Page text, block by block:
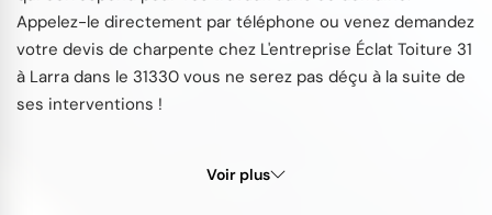
Appelez-le directement par téléphone ou venez demandez
votre devis de charpente chez L'entreprise Éclat Toiture 31
à Larra dans le 31330 vous ne serez pas déçu à la suite de
ses interventions !
Voir plus